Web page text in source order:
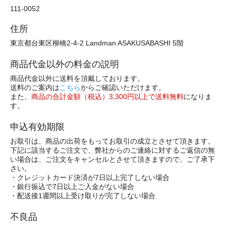
111-0052
住所
東京都台東区柳橋2-4-2 Landman ASAKUSABASHI 5階
商品代金以外の料金の説明
商品代金以外に送料を頂戴しております。
送料のご案内はこちらからご確認いただけます。
また、 商品の合計金額（税込）3,300円以上で送料無料になりま
す。
申込有効期限
お取引は、商品の出荷をもってお取引の成立とさせて頂きます。
下記に該当するご注文で、弊社からのご連絡に対するご返信の無
い場合は、ご注文をキャンセルとさせて頂きますので、ご了承下
さい。
・クレジットカード決済が7日以上完了しない場合
・銀行振込で7日以上ご入金がない場合
・配送後1週間以上受け取りが完了しない場合
不良品